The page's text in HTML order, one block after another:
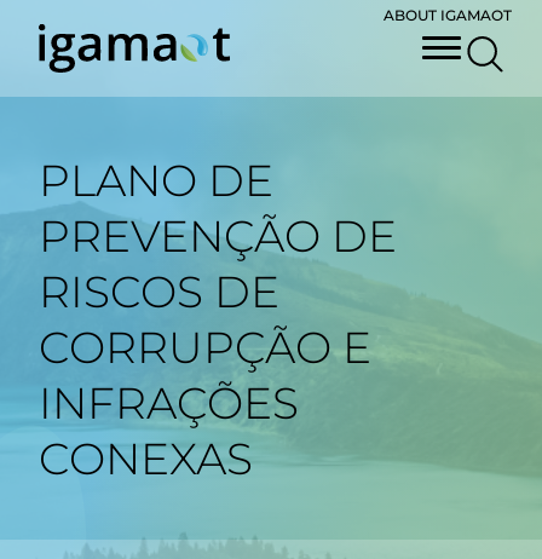
ABOUT IGAMAOT
PLANO DE
PREVENÇÃO DE
RISCOS DE
CORRUPÇÃO E
INFRAÇÕES
CONEXAS